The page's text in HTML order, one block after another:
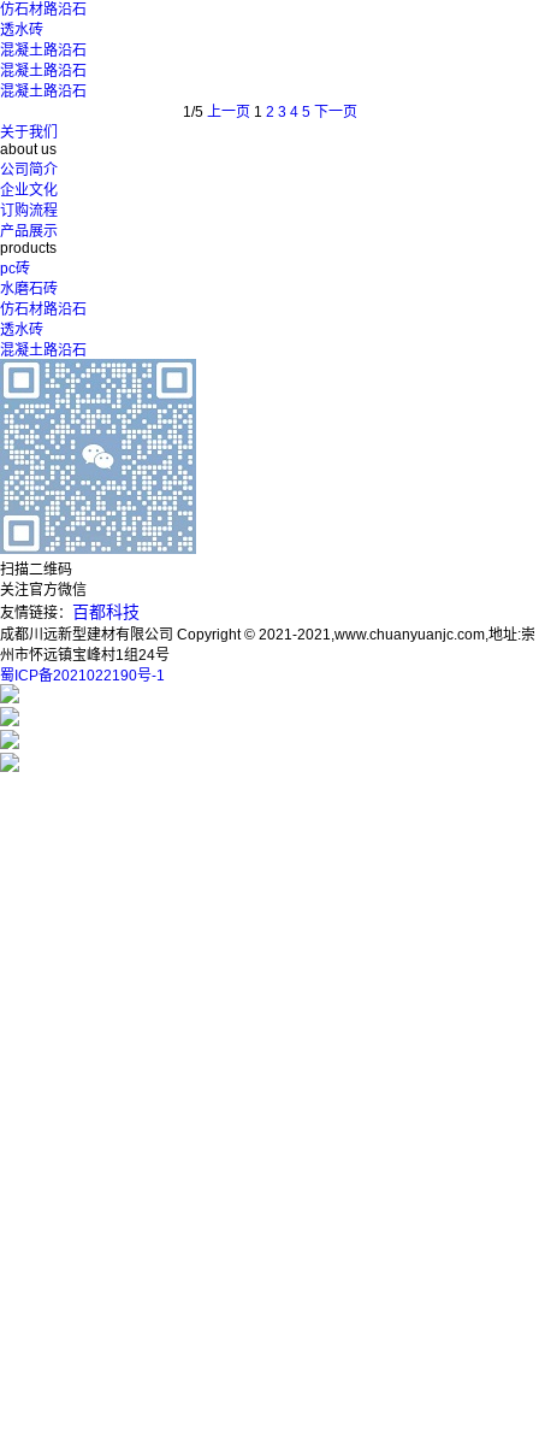
仿石材路沿石
透水砖
混凝土路沿石
混凝土路沿石
混凝土路沿石
1/5 上一页 1 2 3 4 5
下一页
关于我们
about us
公司简介
企业文化
订购流程
产品展示
products
pc砖
水磨石砖
仿石材路沿石
透水砖
混凝土路沿石
扫描二维码
关注官方微信
友情链接： 百都科技
成都川远新型建材有限公司 Copyright © 2021-2021,www.chuanyuanjc.com,地址:崇
州市怀远镇宝峰村1组24号
蜀ICP备2021022190号-1